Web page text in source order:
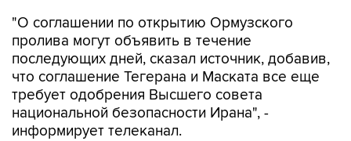
"О соглашении по открытию Ормузского
пролива могут объявить в течение
последующих дней, сказал источник, добавив,
что соглашение Тегерана и Маската все еще
требует одобрения Высшего совета
национальной безопасности Ирана", -
информирует телеканал.